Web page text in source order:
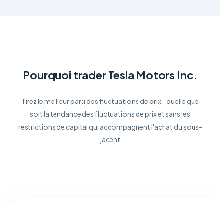
Pourquoi trader Tesla Motors Inc.
Tirez le meilleur parti des fluctuations de prix - quelle que
soit la tendance des fluctuations de prix et sans les
restrictions de capital qui accompagnent l'achat du sous-
jacent